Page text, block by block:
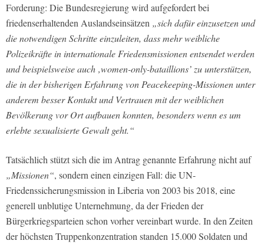
Forderung: Die Bundesregierung wird aufgefordert bei
friedenserhaltenden Auslandseinsätzen „sich dafür einzusetzen und
die notwendigen Schritte einzuleiten, dass mehr weibliche
Polizeikräfte in internationale Friedensmissionen entsendet werden
und beispielsweise auch ‚women-only-bataillions’ zu unterstützen,
die in der bisherigen Erfahrung von Peacekeeping-Missionen unter
anderem besser Kontakt und Vertrauen mit der weiblichen
Bevölkerung vor Ort aufbauen konnten, besonders wenn es um
erlebte sexualisierte Gewalt geht.“
Tatsächlich stützt sich die im Antrag genannte Erfahrung nicht auf
„Missionen“, sondern einen einzigen Fall: die UN-
Friedenssicherungsmission in Liberia von 2003 bis 2018, eine
generell unblutige Unternehmung, da der Frieden der
Bürgerkriegsparteien schon vorher vereinbart wurde. In den Zeiten
der höchsten Truppenkonzentration standen 15.000 Soldaten und